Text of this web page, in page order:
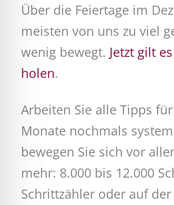
Über die Feiertage im
meisten von uns zu viel
wenig bewegt. Jetzt gilt
holen.
Arbeiten Sie alle Tipps
Monate nochmals
bewegen Sie sich vor
mehr: 8.000 bis 12.000
Schrittzähler oder auf